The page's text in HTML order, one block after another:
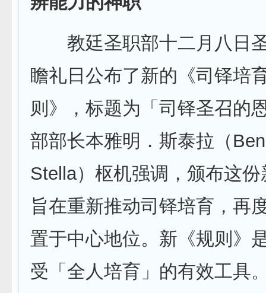
教廷圣职部十二月八日
瞻礼日公布了新的《司铎培
则》，标题为「司铎圣召的
部部长本雅明．斯泰拉（
Stella）枢机强调，颁布这
旨在重新推动司铎培育，再
置于中心地位。新《规则》
受「全人培育」的有效工具